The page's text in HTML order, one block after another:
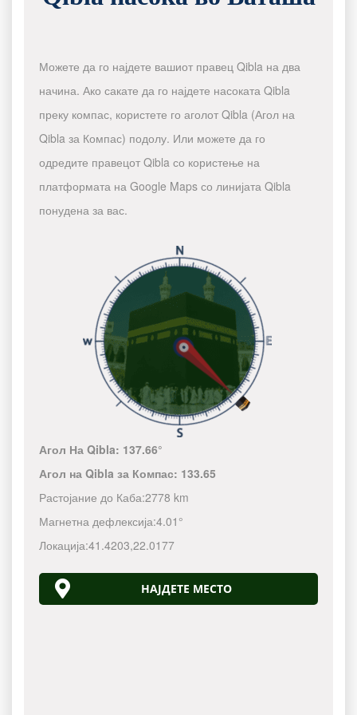
Можете да го најдете вашиот правец Qibla на два
начина. Ако сакате да го најдете насоката Qibla
преку компас, користете го аголот Qibla (Агол на
Qibla за Компас) подолу. Или можете да го
одредите правецот Qibla со користење на
платформата на Google Maps со линијата Qibla
понудена за вас.
Агол На Qibla: 137.66°
Агол на Qibla за Компас: 133.65
Растојание до Каба:2778 km
Магнетна дефлексија:4.01°
Локација:41.4203,22.0177
НАЈДЕТЕ МЕСТО